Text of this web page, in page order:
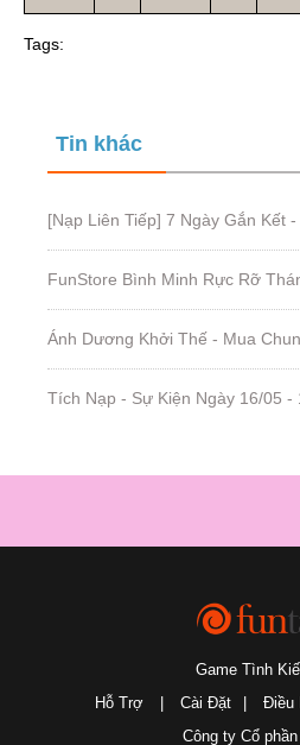
Tags:
Tin khác
FunStore Bình Minh Rực Rỡ
Ánh Dương Khởi Thế - Mua
Tích Nạp - Sự Kiện Ngày 16/05 -
Game Tình
Hỗ Trợ
Cài Đặt Điều
Công ty Cổ